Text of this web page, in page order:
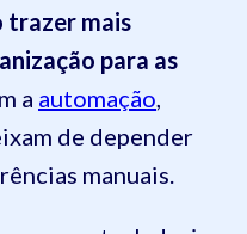
trazer mais
para as
a automação,
de depender
manuais.